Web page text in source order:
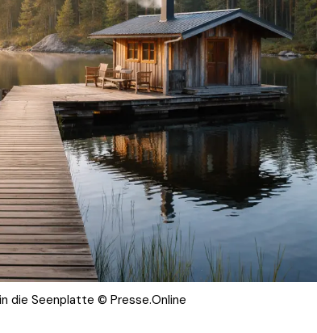
die Seenplatte © Presse.Online